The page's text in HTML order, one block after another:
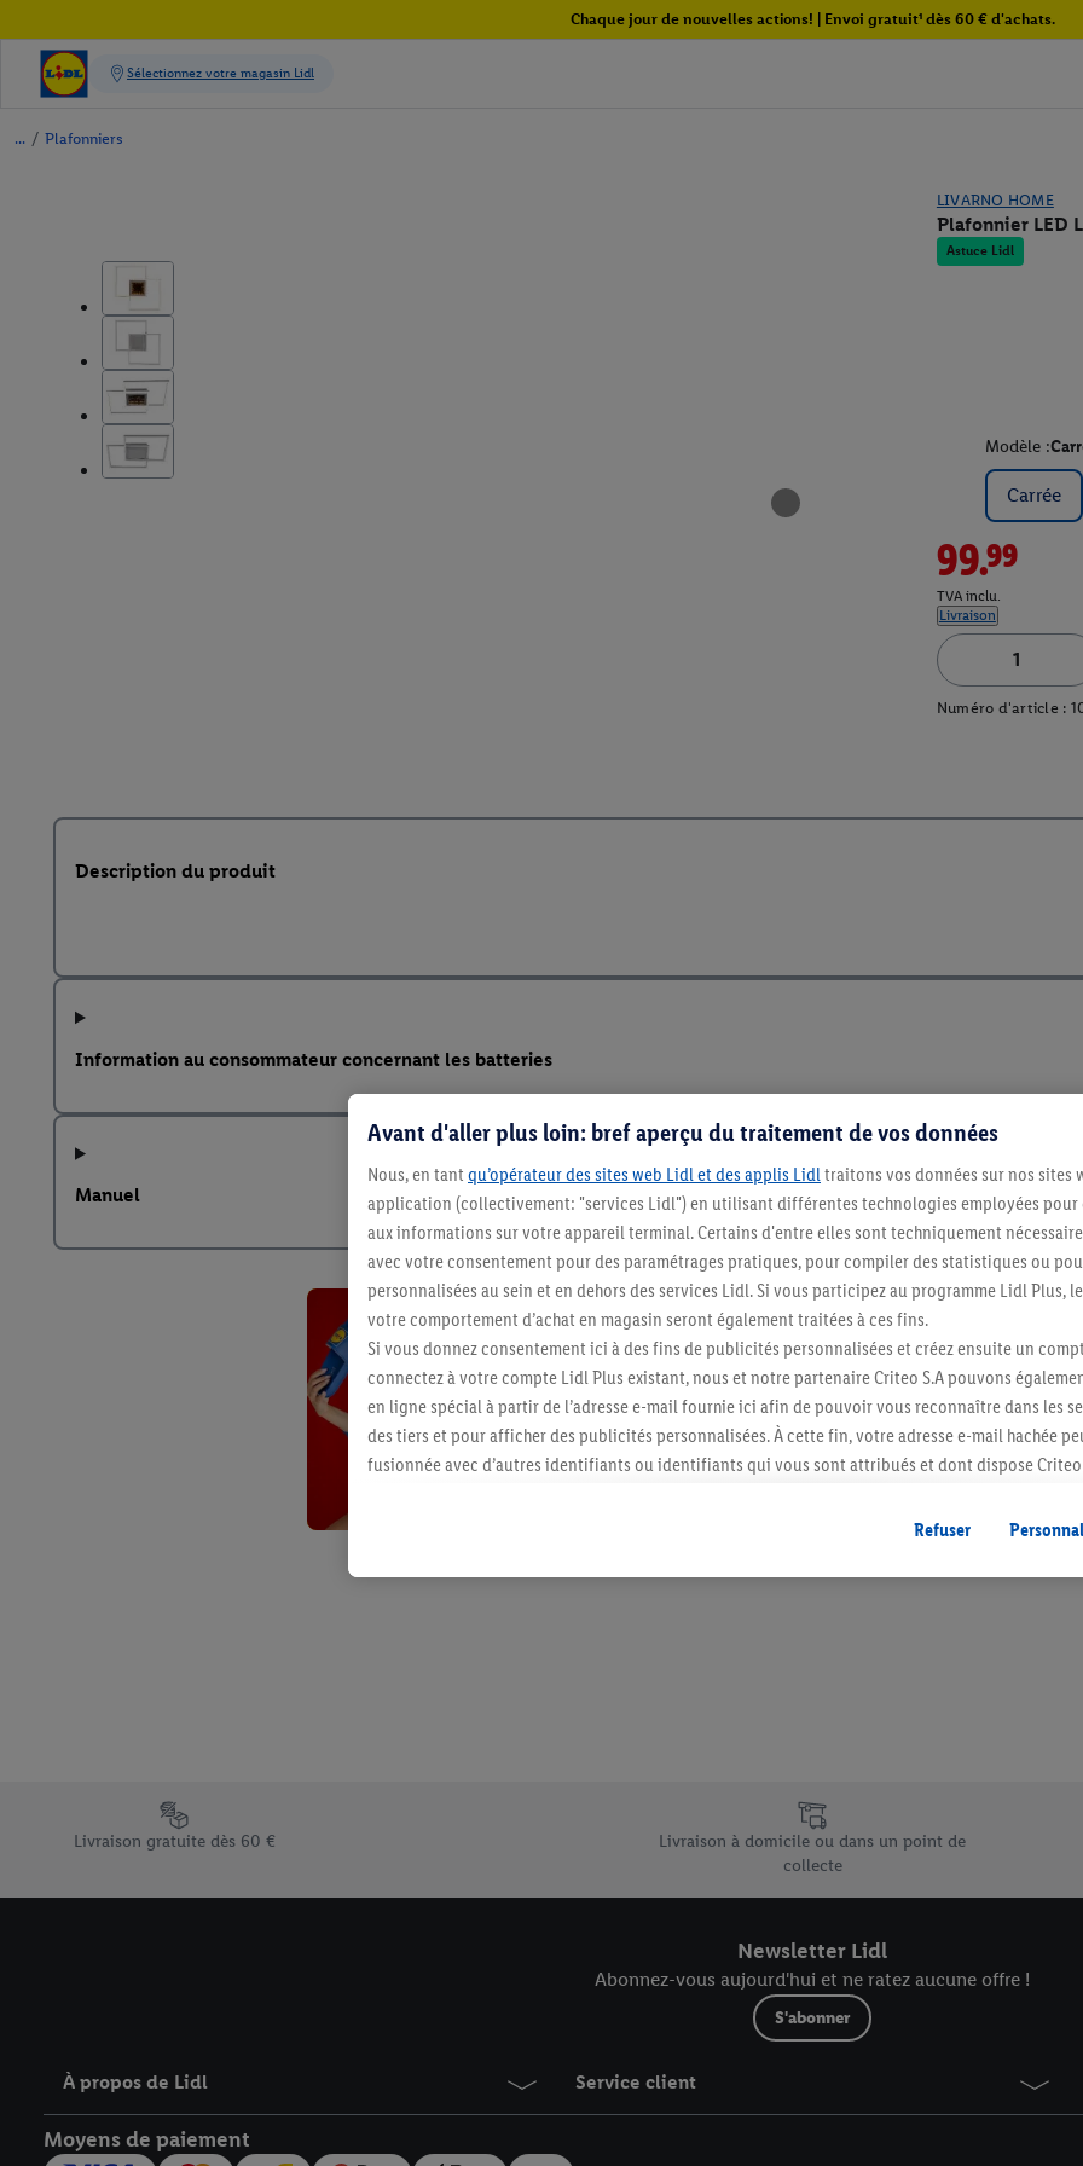
Chaque jour de nouvelles actions! | Envoi gratuit¹ dès 60 € d'achats.
/ Plafonniers
LIVARNO HOME
Plafonnier LED
Astuce Lidl
Modèle :
Carrée
99.99
TVA inclu.
Livraison
Numéro d'article :
Description du produit
Information au consommateur concernant les batteries
Manuel
Restez au
Abonnez-vous à la newsletter
S'abonner
Élément du pied de page avec les différents arguments de vente uniques de Lidl.be
Livraison gratuite dès 60 €
Livraison à domicile ou dans un point de
collecte
Newsletter Lidl
Abonnez-vous aujourd'hui et ne ratez aucune offre !
S'abonner
À propos de Lidl Service client
Moyens de paiement
Avant d'aller plus loin: bref aperçu du traitement de vos données
Nous, en tant qu’opérateur des sites web Lidl et des applis Lidl traitons vos données sur nos sites
application (collectivement: "services Lidl") en utilisant différentes technologies employées pour
aux informations sur votre appareil terminal. Certains d'entre elles sont techniquement
avec votre consentement pour des paramétrages pratiques, pour compiler des statistiques ou
personnalisées au sein et en dehors des services Lidl. Si vous participez au programme Lidl Plus,
votre comportement d’achat en magasin seront également traitées à ces fins.
Si vous donnez consentement ici à des fins de publicités personnalisées et créez ensuite un
connectez à votre compte Lidl Plus existant, nous et notre partenaire Criteo S.A pouvons
en ligne spécial à partir de l’adresse e-mail fournie ici afin de pouvoir vous reconnaître dans les
des tiers et pour afficher des publicités personnalisées. À cette fin, votre adresse e-mail hachée
fusionnée avec d’autres identifiants ou identifiants qui vous sont attribués et dont dispose Criteo
vous avez montré de l’intérêt (par exemple en plaçant le produit dans un panier d’un webshop
l’achat) peuvent également être affichées sur plusieurs apppareils et plusieurs services de Lidl si
plusieurs services de Lidl peuvent vous être attribués en utilisant votre adresse e-mail hachée et,
Refuser